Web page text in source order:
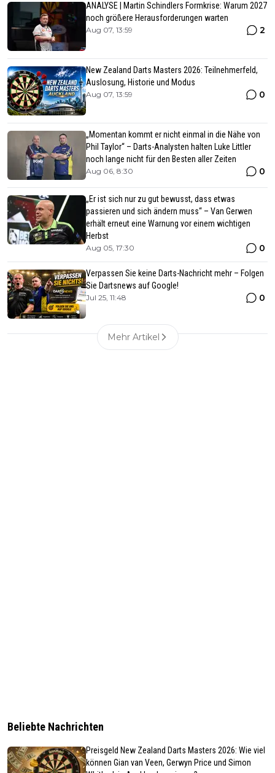
ANALYSE | Martin Schindlers Formkrise: Warum 2027
noch größere Herausforderungen warten
Aug 07, 13:59 2
New Zealand Darts Masters 2026: Teilnehmerfeld,
Auslosung, Historie und Modus
Aug 07, 13:59 0
„Momentan kommt er nicht einmal in die Nähe von
Phil Taylor“ – Darts-Analysten halten Luke Littler
noch lange nicht für den Besten aller Zeiten
Aug 06, 8:30 0
„Er ist sich nur zu gut bewusst, dass etwas
passieren und sich ändern muss“ – Van Gerwen
erhält erneut eine Warnung vor einem wichtigen
Herbst
Aug 05, 17:30 0
Verpassen Sie keine Darts-Nachricht mehr – Folgen
Sie Dartsnews auf Google!
Jul 25, 11:48 0
Mehr Artikel
Beliebte Nachrichten
Preisgeld New Zealand Darts Masters 2026: Wie viel
können Gian van Veen, Gerwyn Price und Simon